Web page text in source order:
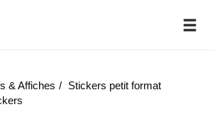
& Affiches
Stickers petit format